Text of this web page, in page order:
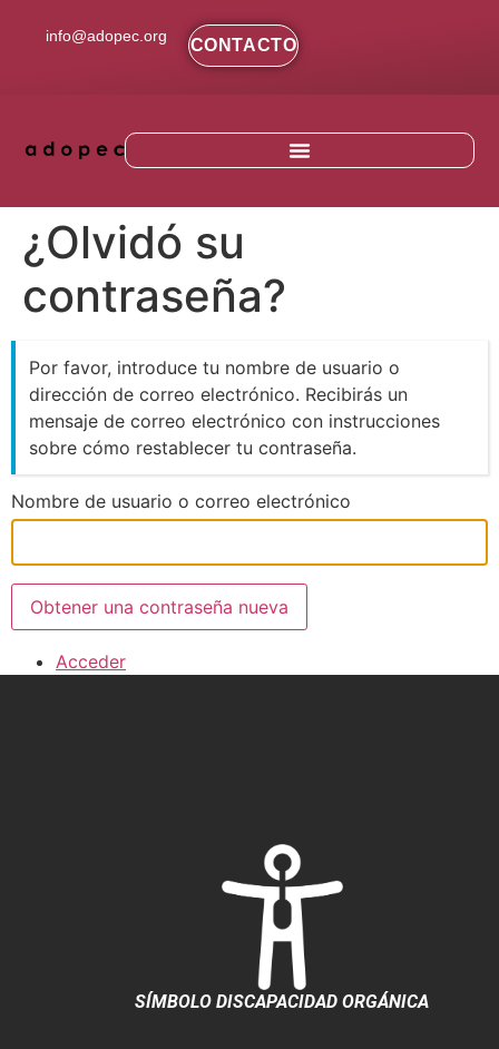
info@adopec.org CONTACTO
¿Olvidó su
contraseña?
Por favor, introduce tu nombre de usuario o
dirección de correo electrónico. Recibirás un
mensaje de correo electrónico con instrucciones
sobre cómo restablecer tu contraseña.
Nombre de usuario o correo electrónico
Obtener una contraseña nueva
Acceder
SÍMBOLO DISCAPACIDAD ORGÁNICA